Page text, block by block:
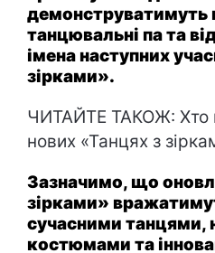
демонструватимуть
танцювальні па та
імена наступних
зірками».
ЧИТАЙТЕ ТАКОЖ: Хто
нових «Танцях з
Зазначимо, що
зірками»
сучасними танцями,
костюмами та